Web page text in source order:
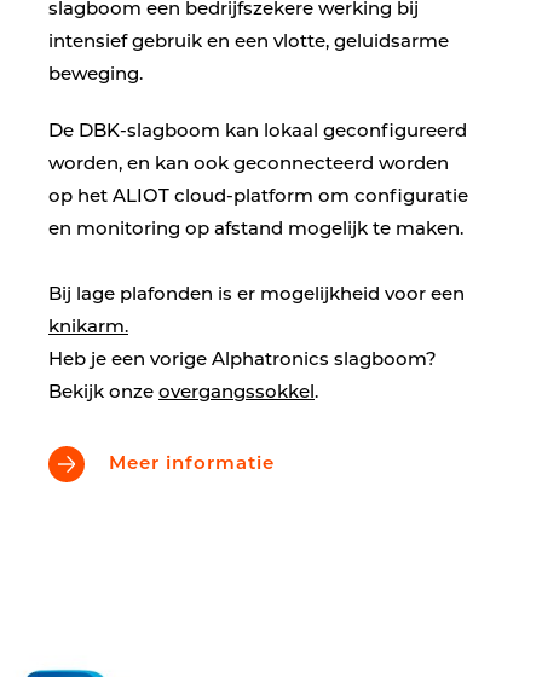
slagboom een bedrijfszekere werking bij
intensief gebruik en een vlotte, geluidsarme
beweging.
De DBK-slagboom kan lokaal geconfigureerd
worden, en kan ook geconnecteerd worden
op het ALIOT cloud-platform om configuratie
en monitoring op afstand mogelijk te maken.
Bij lage plafonden is er mogelijkheid voor een
knikarm.
Heb je een vorige Alphatronics slagboom?
Bekijk onze overgangssokkel.
Meer informatie